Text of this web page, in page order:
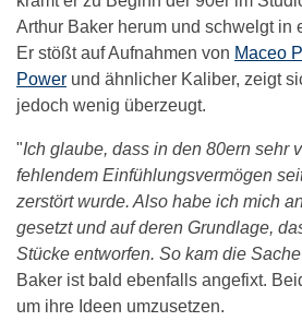
Arthur Baker herum und schwelgt in
Er stößt auf Aufnahmen von Maceo
Power und ähnlicher Kaliber, zeigt
jedoch wenig überzeugt.
"Ich glaube, dass in den 80ern sehr
fehlendem Einfühlungsvermögen
zerstört wurde. Also habe ich mich
gesetzt und auf deren Grundlage,
Stücke entworfen. So kam die
Baker ist bald ebenfalls angefixt.
um ihre Ideen umzusetzen.